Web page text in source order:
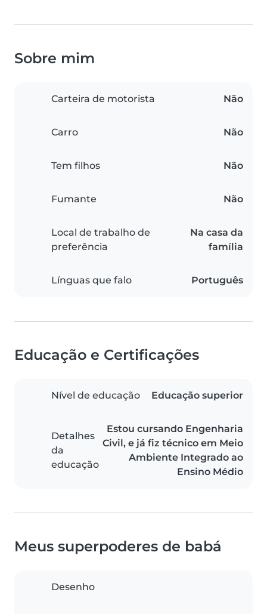
Sobre mim
Carteira de motorista Não
Carro Não
Tem filhos Não
Fumante Não
Local de trabalho de
preferência
Na casa da
família
Línguas que falo Português
Educação e Certificações
Nível de educação Educação superior
Detalhes
da
educação
Estou cursando Engenharia
Civil, e já fiz técnico em Meio
Ambiente Integrado ao
Ensino Médio
Meus superpoderes de babá
Desenho